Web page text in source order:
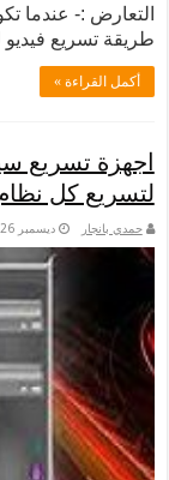
طريقة تسريع
أكمل القراءة »
اجهزة تسريع
لتسريع كل
حمدي بانجار ديسمبر 26, 2021